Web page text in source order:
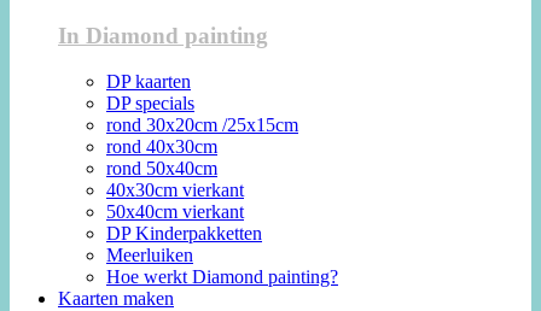
In Diamond painting
DP kaarten
DP specials
rond 30x20cm /25x15cm
rond 40x30cm
rond 50x40cm
40x30cm vierkant
50x40cm vierkant
DP Kinderpakketten
Meerluiken
Hoe werkt Diamond painting?
Kaarten maken